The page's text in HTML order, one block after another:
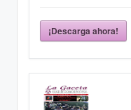
¡Descarga ahora!